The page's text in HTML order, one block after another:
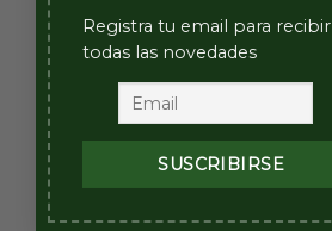
Registra tu email para recibir
todas las novedades